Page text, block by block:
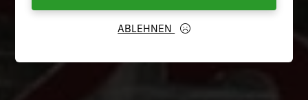
ABLEHNEN